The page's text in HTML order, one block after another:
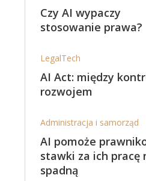
Czy AI wypaczy
stosowanie prawa?
LegalTech
AI Act: między
rozwojem
Administracja i samorząd
AI pomoże
stawki za ich pracę
spadną